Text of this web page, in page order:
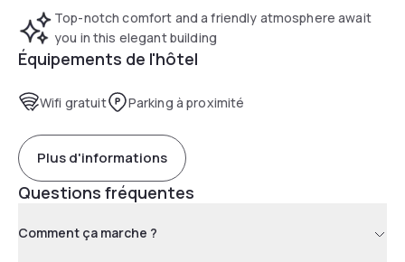
Heathrow Airports are easily reached by frequent train
services. Westminster is a great choice for travellers
interested in shopping, theatre and monuments.
Top-notch comfort and a friendly atmosphere await
you in this elegant building
Équipements de l'hôtel
Wifi gratuit Parking à proximité
Plus d'informations
Questions fréquentes
Comment ça marche ?